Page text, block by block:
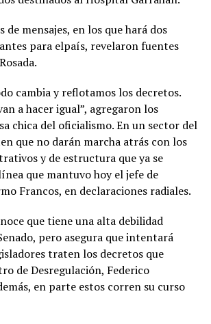
de mensajes, en los que hará dos
para elpaís, revelaron fuentes
cambia y reflotamos los decretos.
a hacer igual”, agregaron los
chica del oficialismo. En un sector del
que no darán marcha atrás con los
y de estructura que ya se
que mantuvo hoy el jefe de
Francos, en declaraciones radiales.
que tiene una alta debilidad
pero asegura que intentará
traten los decretos que
de Desregulación, Federico
en parte estos corren su curso